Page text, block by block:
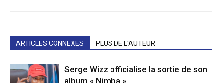
ARTICLES CONNEXES PLUS DE L'AUTEUR
Serge Wizz officialise la sortie de son
album « Nimba »